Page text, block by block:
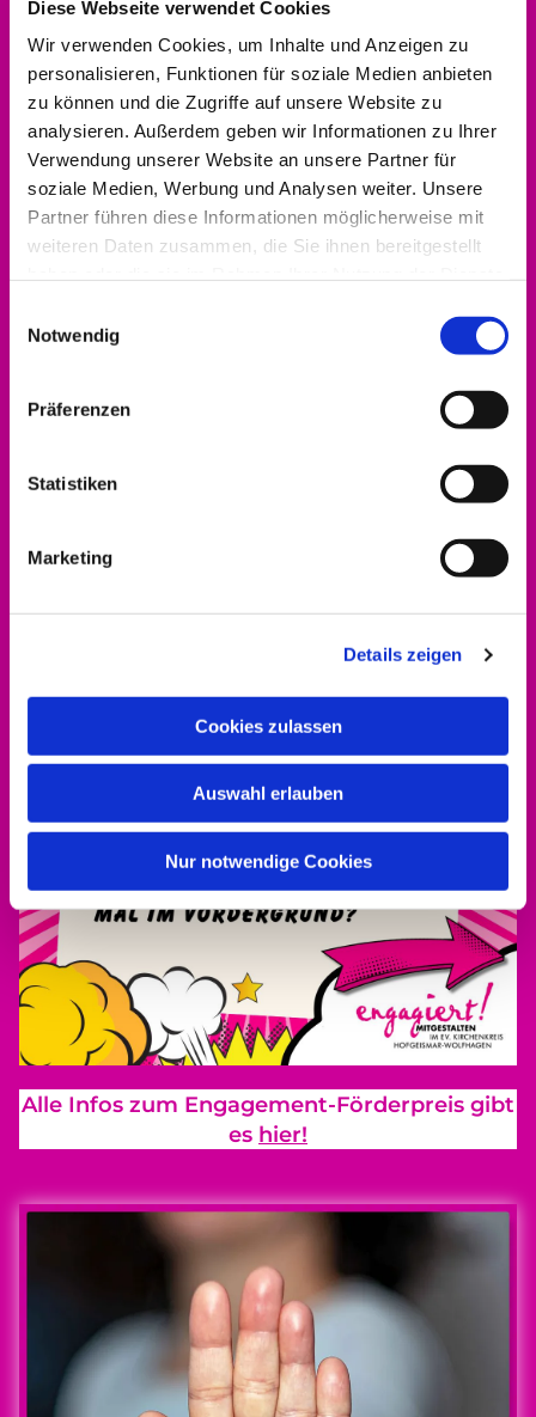
Diese Webseite verwendet Cookies
Wir verwenden Cookies, um Inhalte und Anzeigen zu
personalisieren, Funktionen für soziale Medien anbieten
zu können und die Zugriffe auf unsere Website zu
analysieren. Außerdem geben wir Informationen zu Ihrer
Verwendung unserer Website an unsere Partner für
soziale Medien, Werbung und Analysen weiter. Unsere
Partner führen diese Informationen möglicherweise mit
weiteren Daten zusammen, die Sie ihnen bereitgestellt
Notwendig
Präferenzen
Statistiken
Marketing
Details zeigen
Cookies zulassen
Auswahl erlauben
Nur notwendige Cookies
um diese Karte anzuzeigen.
Accept cookies
Kontakt aufnehmen
dekanat.hofgeismar-wolfhagen@ekkw.de
Alle Infos zum Engagement-Förderpreis gibt
es hier!